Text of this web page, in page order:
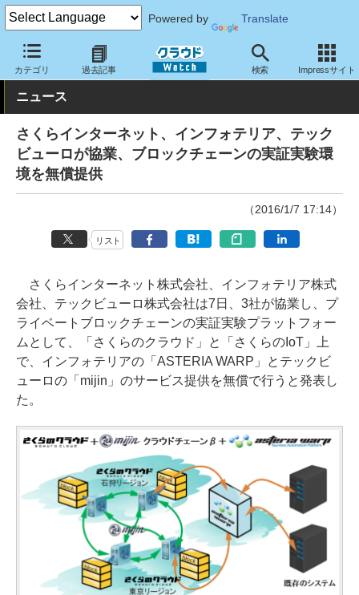
Powered by Translate
カテゴリ 過去記事 検索 Impressサイト
クラウド Watch トピック 協業・提携 国内
ニュース
さくらインターネット、インフォテリア、テック
ビューロが協業、ブロックチェーンの実証実験環
境を無償提供
（2016/1/7 17:14）
リスト
さくらインターネット株式会社、インフォテリア株式
会社、テックビューロ株式会社は7日、3社が協業し、プ
ライベートブロックチェーンの実証実験プラットフォー
ムとして、「さくらのクラウド」と「さくらのIoT」上
で、インフォテリアの「ASTERIA WARP」とテックビ
ューロの「mijin」のサービス提供を無償で行うと発表し
た。